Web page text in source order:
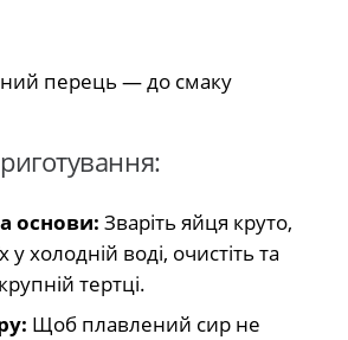
перець — до смаку
основи: Зваріть яйця круто,
у холодній воді, очистіть та
тертці.
Щоб плавлений сир не